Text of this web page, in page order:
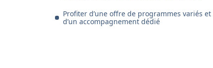
Profiter d’une offre de programmes variés et
d’un accompagnement dédié